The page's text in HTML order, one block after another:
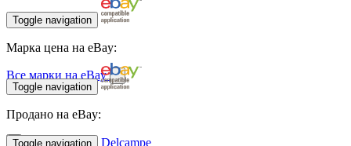
Toggle navigation
Марка цена на eBay:
Все марки на eBay
Toggle navigation
Продано на eBay:
Toggle navigation Delcampe